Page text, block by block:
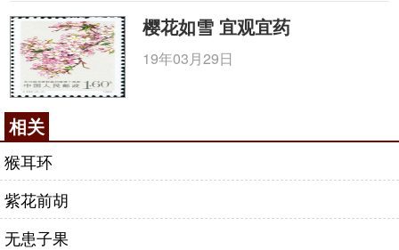
樱花如雪 宜观宜药
19年03月29日
相关
猴耳环
紫花前胡
无患子果